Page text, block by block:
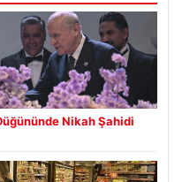
Nikah Şahidi